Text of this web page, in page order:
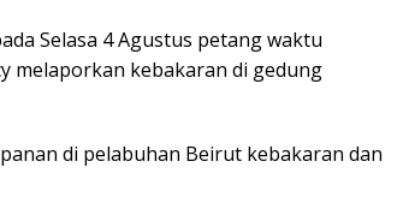
Selasa 4 Agustus petang waktu
melaporkan kebakaran di gedung
di pelabuhan Beirut kebakaran dan